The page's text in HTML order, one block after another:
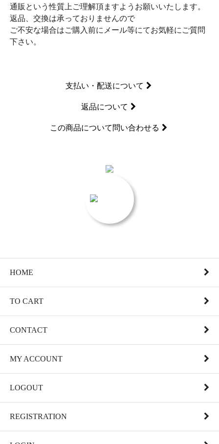
通販という性質上ご理解頂ますようお願いいたします。
返品、交換は承っておりませんので
ご不安な場合はご購入前にメール等にてお気軽にご質問
下さい。
支払い・配送について
返品について
この商品について問い合わせる
HOME
TO CART
CONTACT
MY ACCOUNT
LOGOUT
REGISTRATION